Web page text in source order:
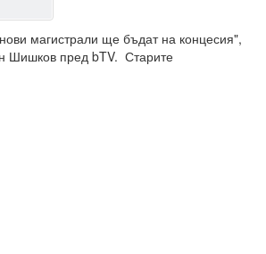
магистрали ще бъдат на концесия",
Шишков пред bTV. Старите